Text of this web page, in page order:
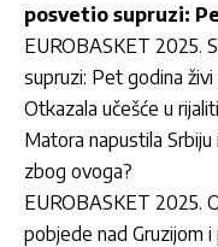
posvetio supruzi:
EUROBASKET 2025.
supruzi: Pet godina
Otkazala učešće u
Matora napustila
zbog ovoga?
EUROBASKET 2025.
pobjede nad Gruzijom